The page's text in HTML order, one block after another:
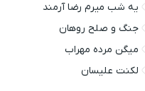
یه شب میرم رضا آرمند
جنگ و صلح روهان
میگن مرده مهراب
لکنت علیسان